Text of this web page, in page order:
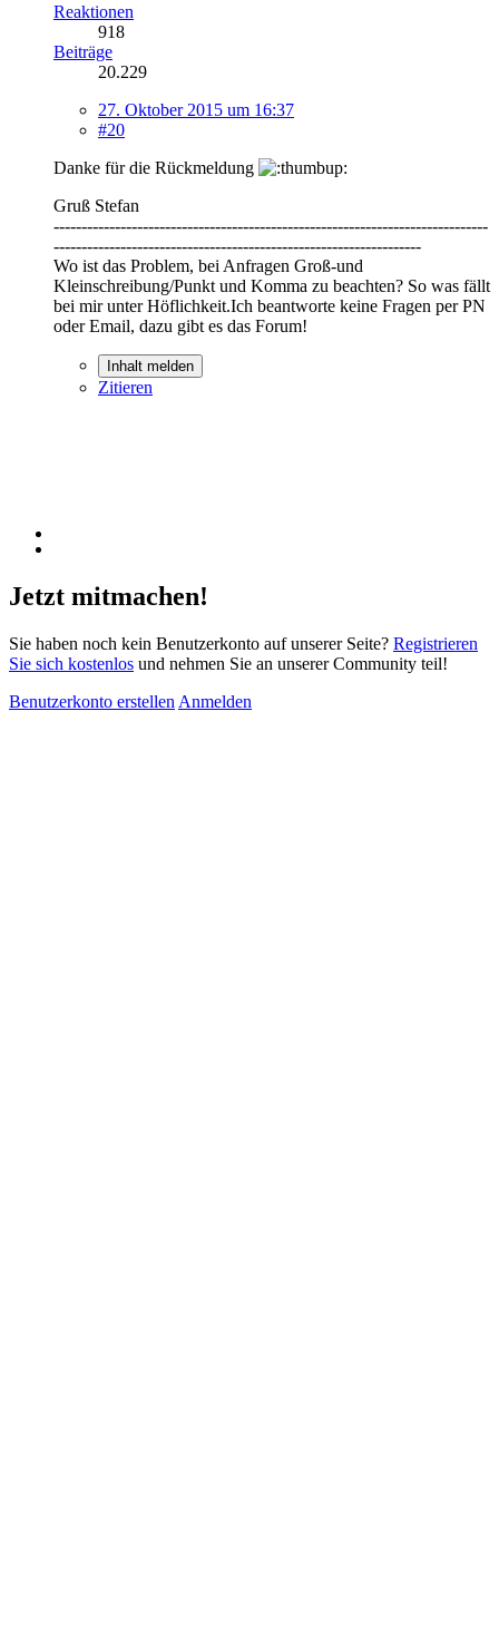
Reaktionen
918
Beiträge
20.229
27. Oktober 2015 um 16:37
#20
Danke für die Rückmeldung
Gruß Stefan
------------------------------------------------------------------------------
------------------------------------------------------------------
Wo ist das Problem, bei Anfragen Groß-und
Kleinschreibung/Punkt und Komma zu beachten? So was fällt
bei mir unter Höflichkeit.Ich beantworte keine Fragen per PN
oder Email, dazu gibt es das Forum!
Inhalt melden
Zitieren
Jetzt mitmachen!
Sie haben noch kein Benutzerkonto auf unserer Seite? Registrieren
Sie sich kostenlos und nehmen Sie an unserer Community teil!
Benutzerkonto erstellen Anmelden